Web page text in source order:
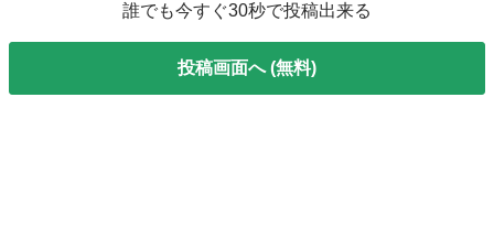
誰でも今すぐ30秒で投稿出来る
投稿画面へ (無料)